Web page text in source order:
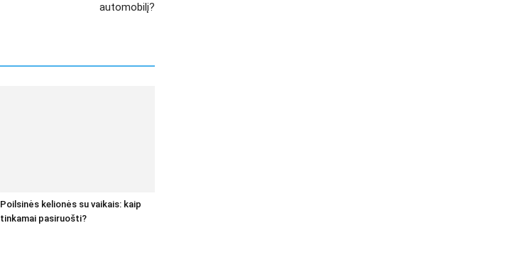
automobilį?
Poilsinės kelionės su vaikais: kaip
tinkamai pasiruošti?